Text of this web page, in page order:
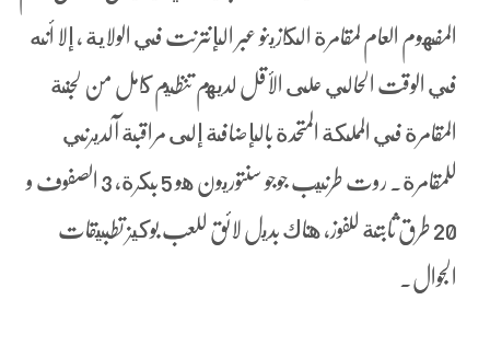
المفهوم العام لمقامرة الكازينو عبر الإنترنت في الولاية ، إلا أنه
في الوقت الحالي على الأقل لديهم تنظيم كامل من لجنة
المقامرة في المملكة المتحدة بالإضافة إلى مراقبة آلديرني
للمقامرة. روت طرنيب جوجو سنتوريون هو 5 بكرة, 3 الصفوف و
20 طرق ثابتة للفوز، هناك بديل لائق للعب بوكيز تطبيقات
الجوال.